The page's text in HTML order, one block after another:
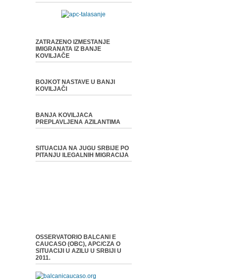
ZATRAZENO IZMESTANJE
IMIGRANATA IZ BANJE
KOVILJAČE
BOJKOT NASTAVE U BANJI
KOVILJAČI
BANJA KOVILJACA
PREPLAVLJENA AZILANTIMA
SITUACIJA NA JUGU SRBIJE PO
PITANJU ILEGALNIH MIGRACIJA
OSSERVATORIO BALCANI E
CAUCASO (OBC), APC/CZA O
SITUACIJI U AZILU U SRBIJI U
2011.